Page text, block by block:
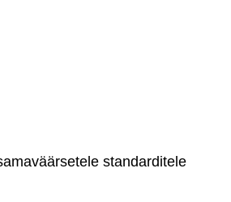
standarditele